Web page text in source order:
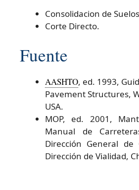
Consolidacion de
Corte Directo.
Fuente
AASHTO, ed. 1993,
Pavement Structures,
USA.
MOP, ed. 2001,
Manual de
Dirección General de
Dirección de Vialidad,